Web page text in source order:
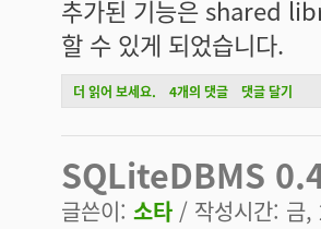
추가된 기능은 shared
할 수 있게 되었습니다.
SQLiteDBMS 0.4.2, 앞으로의 계획과 웹서
더 읽어 보세요. 4개의 댓글 댓글 달기
SQLiteDBMS
글쓴이: 소타 / 작성시간: 금